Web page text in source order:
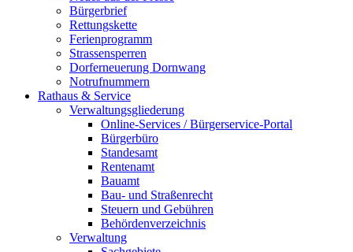
Bürgerbrief
Rettungskette
Ferienprogramm
Strassensperren
Dorferneuerung Dornwang
Notrufnummern
Rathaus & Service
Verwaltungsgliederung
Online-Services / Bürgerservice-Portal
Bürgerbüro
Standesamt
Rentenamt
Bauamt
Bau- und Straßenrecht
Steuern und Gebühren
Behördenverzeichnis
Verwaltung